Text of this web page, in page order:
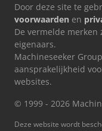
Door deze site te
voorwaarden en
De vermelde
eigenaars.
Machineseeker
aansprakelijkheid
websites.
© 1999 - 2026
Deze website wordt